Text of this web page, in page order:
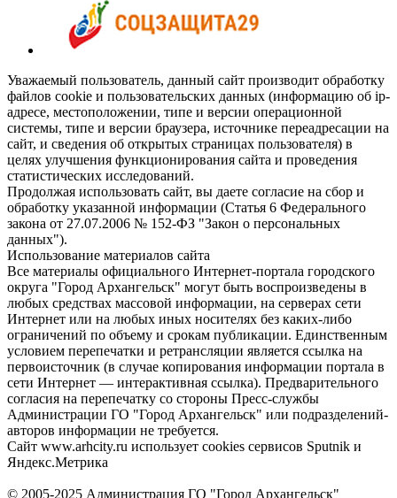
Уважаемый пользователь, данный сайт производит обработку
файлов cookie и пользовательских данных (информацию об ip-
адресе, местоположении, типе и версии операционной
системы, типе и версии браузера, источнике переадресации на
сайт, и сведения об открытых страницах пользователя) в
целях улучшения функционирования сайта и проведения
статистических исследований.
Продолжая использовать сайт, вы даете согласие на сбор и
обработку указанной информации (Статья 6 Федерального
закона от 27.07.2006 № 152-ФЗ "Закон о персональных
данных").
Использование материалов сайта
Все материалы официального Интернет-портала городского
округа "Город Архангельск" могут быть воспроизведены в
любых средствах массовой информации, на серверах сети
Интернет или на любых иных носителях без каких-либо
ограничений по объему и срокам публикации. Единственным
условием перепечатки и ретрансляции является ссылка на
первоисточник (в случае копирования информации портала в
сети Интернет — интерактивная ссылка). Предварительного
согласия на перепечатку со стороны Пресс-службы
Администрации ГО "Город Архангельск" или подразделений-
авторов информации не требуется.
Сайт www.arhcity.ru использует cookies сервисов Sputnik и
Яндекс.Метрика
© 2005-2025 Администрация ГО "Город Архангельск"